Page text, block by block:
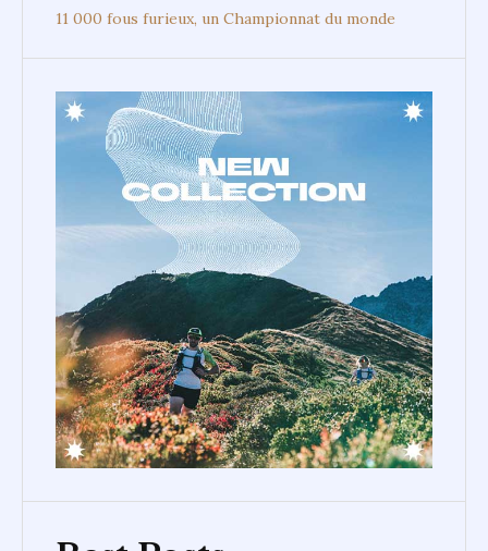
11 000 fous furieux, un Championnat du monde